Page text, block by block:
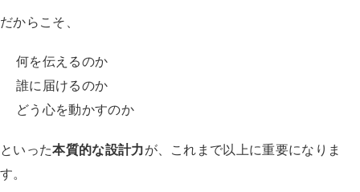
だからこそ、
何を伝えるのか
誰に届けるのか
どう心を動かすのか
といった本質的な設計力が、これまで以上に重要になりま
す。